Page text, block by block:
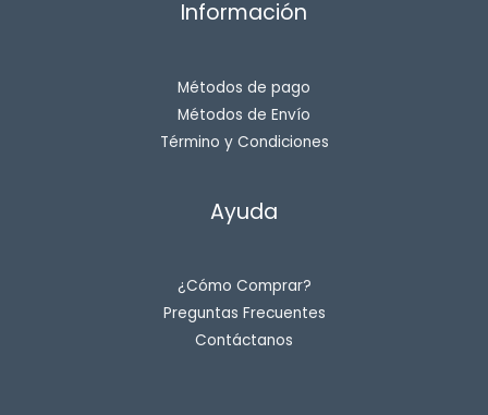
Información
Métodos de pago
Métodos de Envío
Término y Condiciones
Ayuda
¿Cómo Comprar?
Preguntas Frecuentes
Contáctanos